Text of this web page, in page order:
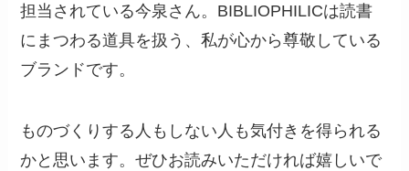
担当されている今泉さん。BIBLIOPHILICは読書
にまつわる道具を扱う、私が心から尊敬している
ブランドです。
ものづくりする人もしない人も気付きを得られる
かと思います。ぜひお読みいただければ嬉しいで